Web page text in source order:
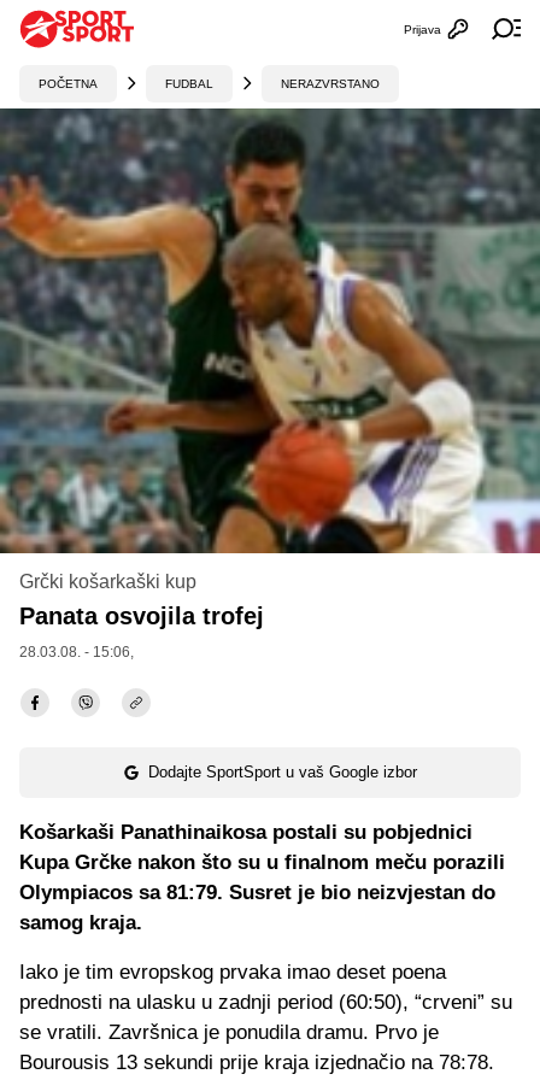
Otvori
Prijava
POČETNA FUDBAL NERAZVRSTANO
Grčki košarkaški kup
Panata osvojila trofej
28.03.08. - 15:06,
Dodajte SportSport u vaš Google izbor
Košarkaši Panathinaikosa postali su pobjednici
Kupa Grčke nakon što su u finalnom meču porazili
Olympiacos sa 81:79. Susret je bio neizvjestan do
samog kraja.
Iako je tim evropskog prvaka imao deset poena
prednosti na ulasku u zadnji period (60:50), “crveni” su
se vratili. Završnica je ponudila dramu. Prvo je
Bourousis 13 sekundi prije kraja izjednačio na 78:78.